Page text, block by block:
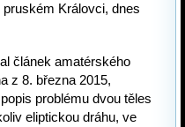
Královci, dnes
článek amatérského
problému dvou těles
eliptickou dráhu, ve